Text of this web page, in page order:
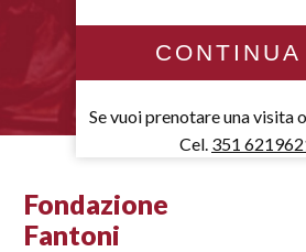
Se vuoi prenotare una visita
Cel. 351
Fondazione
Fantoni